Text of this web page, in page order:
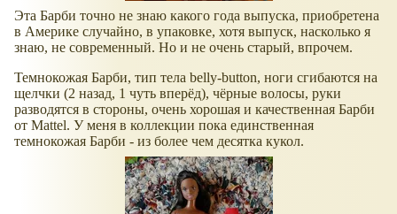
Эта Барби точно не знаю какого года выпуска, приобретена
в Америке случайно, в упаковке, хотя выпуск, насколько я
знаю, не современный. Но и не очень старый, впрочем.
Темнокожая Барби, тип тела belly-button, ноги сгибаются на
щелчки (2 назад, 1 чуть вперёд), чёрные волосы, руки
разводятся в стороны, очень хорошая и качественная Барби
от Mattel. У меня в коллекции пока единственная
темнокожая Барби - из более чем десятка кукол.